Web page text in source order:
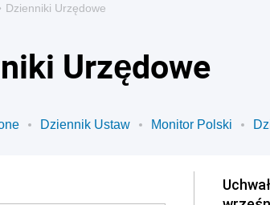
Dzienniki Urzędowe
Urzędowe
Dziennik Ustaw Monitor Polski